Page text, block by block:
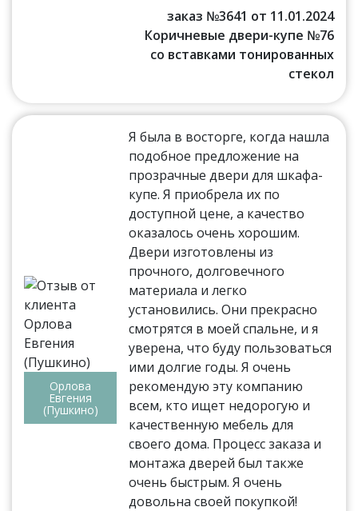
заказ №3641 от 11.01.2024
Коричневые двери-купе №76
со вставками тонированных
стекол
Орлова
Евгения
(Пушкино)
Я была в восторге, когда нашла
подобное предложение на
прозрачные двери для шкафа-
купе. Я приобрела их по
доступной цене, а качество
оказалось очень хорошим.
Двери изготовлены из
прочного, долговечного
материала и легко
установились. Они прекрасно
смотрятся в моей спальне, и я
уверена, что буду пользоваться
ими долгие годы. Я очень
рекомендую эту компанию
всем, кто ищет недорогую и
качественную мебель для
своего дома. Процесс заказа и
монтажа дверей был также
очень быстрым. Я очень
довольна своей покупкой!